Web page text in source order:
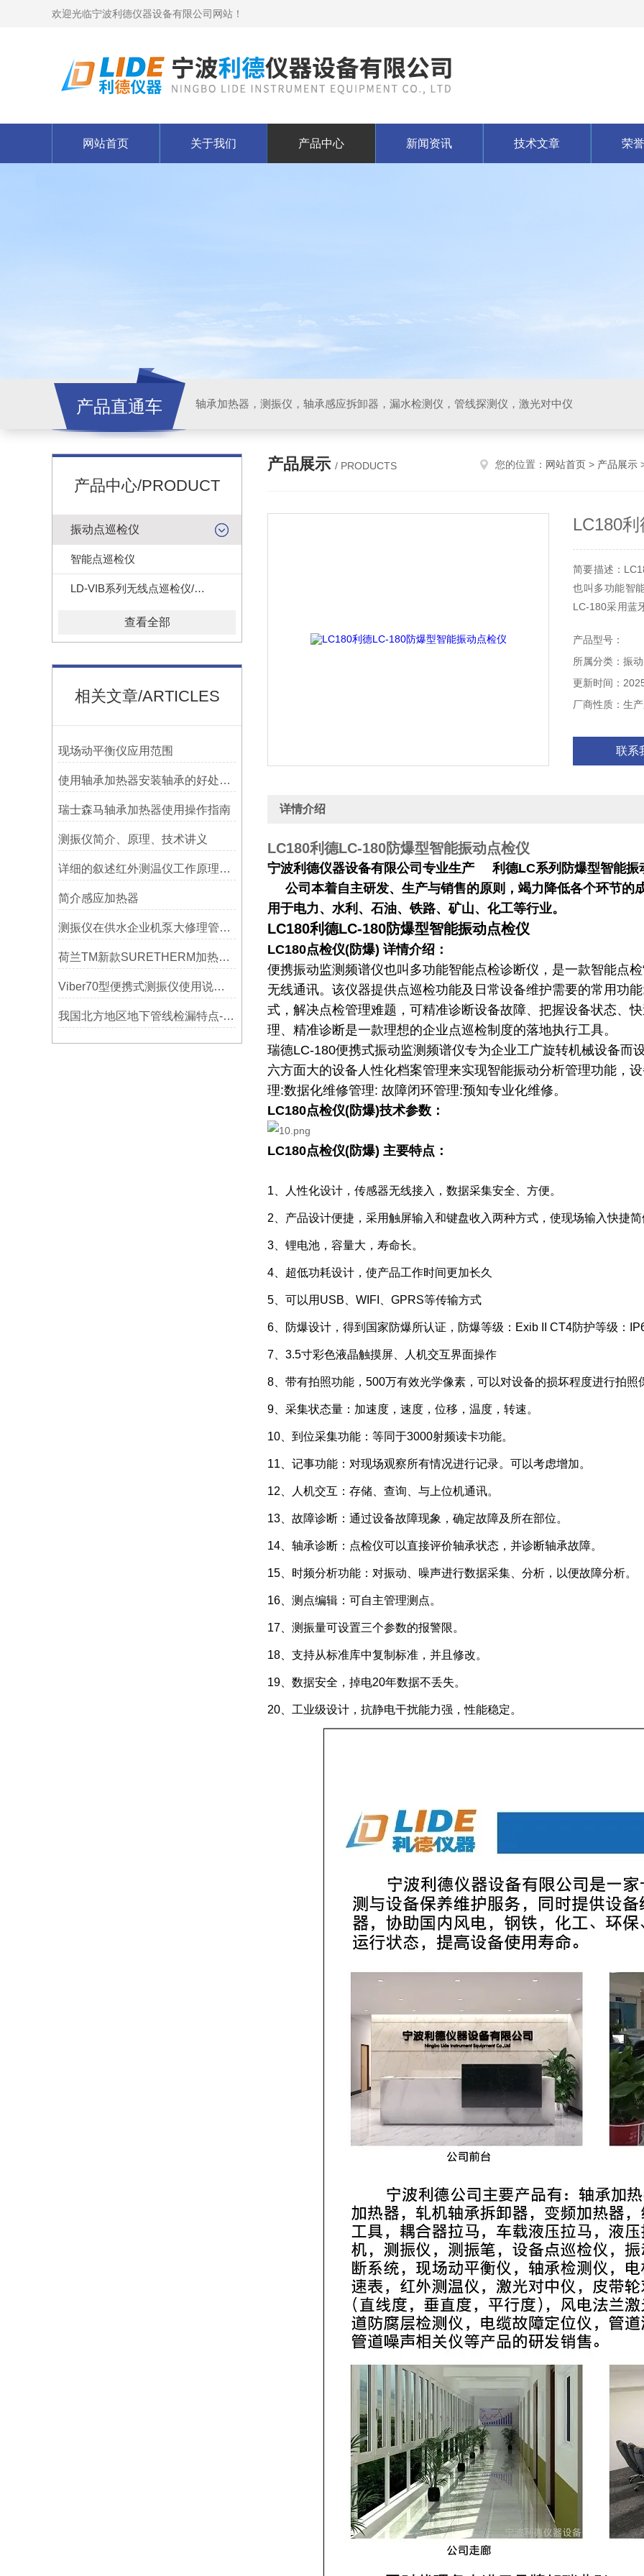
欢迎光临宁波利德仪器设备有限公司网站！
网站首页 关于我们 产品中心 新闻资讯 技术文章 荣
产品直通车 轴承加热器，测振仪，轴承感应拆卸器，漏水检测仪，管线探测仪，激光对中仪
产品中心/PRODUCT
振动点巡检仪
智能点巡检仪
LD-VIB系列无线点巡检仪/测振/测温/测转速...
查看全部
相关文章/ARTICLES
现场动平衡仪应用范围
使用轴承加热器安装轴承的好处及优势——宁波利德
瑞士森马轴承加热器使用操作指南
测振仪简介、原理、技术讲义
详细的叙述红外测温仪工作原理及应用
简介感应加热器
测振仪在供水企业机泵大修理管理上的应用！！！
荷兰TM新款SURETHERM加热器操作介绍
Viber70型便携式测振仪使用说明书-宁波市镇海利德仪器设备公司
我国北方地区地下管线检漏特点-宁波利德仪器
产品展示 / PRODUCTS 您的位置： 网站首页 > 产品展示
LC180
简要描述：
也叫多功能智
LC-180采用蓝
产品型号：
所属分类：振
更新时间：
厂商性质：生
联系
详情介绍
LC180利德LC-180防爆型智能振动点检仪
宁波利德仪器设备有限公司专业生产 利德LC系列防爆型智能振
公司本着自主研发、生产与销售的原则，竭力降低各个环节的
用于电力、水利、石油、铁路、矿山、化工等行业。
LC180利德LC-180防爆型智能振动点检仪
LC180点检仪(防爆) 详情介绍：
便携振动监测频谱仪也叫多功能智能点检诊断仪，是一款智能点
无线通讯。该仪器提供点巡检功能及日常设备维护需要的常用功
式，解决点检管理难题，可精准诊断设备故障、把握设备状态、
理、精准诊断是一款理想的企业点巡检制度的落地执行工具。
瑞德LC-180便携式振动监测频谱仪专为企业工广旋转机械设备而
六方面大的设备人性化档案管理来实现智能振动分析管理功能，
理:数据化维修管理: 故障闭环管理:预知专业化维修。
LC180点检仪(防爆)技术参数：
LC180点检仪(防爆) 主要特点：
1、人性化设计，传感器无线接入，数据采集安全、方便。
2、产品设计便捷，采用触屏输入和键盘收入两种方式，使现场输入快捷简
3、锂电池，容量大，寿命长。
4、超低功耗设计，使产品工作时间更加长久
5、可以用USB、WIFI、GPRS等传输方式
6、防爆设计，得到国家防爆所认证，防爆等级：Exib II CT4防护等级：
7、3.5寸彩色液晶触摸屏、人机交互界面操作
8、带有拍照功能，500万有效光学像素，可以对设备的损坏程度进行拍照
9、采集状态量：加速度，速度，位移，温度，转速。
10、到位采集功能：等同于3000射频读卡功能。
11、记事功能：对现场观察所有情况进行记录。可以考虑增加。
12、人机交互：存储、查询、与上位机通讯。
13、故障诊断：通过设备故障现象，确定故障及所在部位。
14、轴承诊断：点检仪可以直接评价轴承状态，并诊断轴承故障。
15、时频分析功能：对振动、噪声进行数据采集、分析，以便故障分析。
16、测点编辑：可自主管理测点。
17、测振量可设置三个参数的报警限。
18、支持从标准库中复制标准，并且修改。
19、数据安全，掉电20年数据不丢失。
20、工业级设计，抗静电干扰能力强，性能稳定。